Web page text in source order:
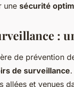
une sécurité
:
de prévention
de surveillance
allées et venues